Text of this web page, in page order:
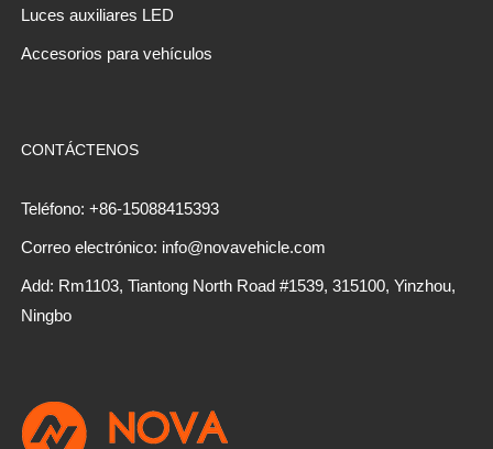
Luces auxiliares LED
Accesorios para vehículos
CONTÁCTENOS
Teléfono: +86-15088415393
Correo electrónico: info@novavehicle.com
Add: Rm1103, Tiantong North Road #1539, 315100, Yinzhou,
Ningbo